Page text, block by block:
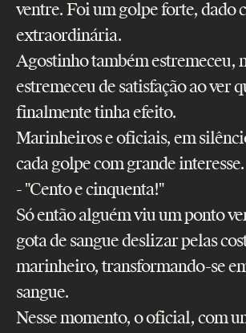
ventre. Foi um golpe forte, dado
extraordinária.
Agostinho também estremeceu,
estremeceu de satisfação ao ver
finalmente tinha efeito.
Marinheiros e oficiais, em
cada golpe com grande interesse.
- "Cento e cinquenta!"
Só então alguém viu um ponto
gota de sangue deslizar pelas
marinheiro, transformando-se
sangue.
Nesse momento, o oficial, com